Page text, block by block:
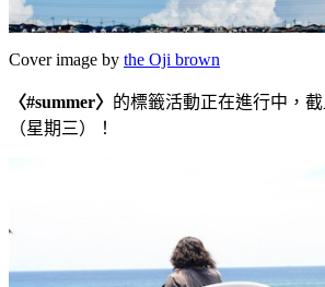
Cover image by the Oji brown
〈#summer〉 的標籤活動正在進行中，
（星期三）！